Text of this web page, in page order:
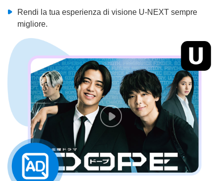
Rendi la tua esperienza di visione U-NEXT sempre
migliore.